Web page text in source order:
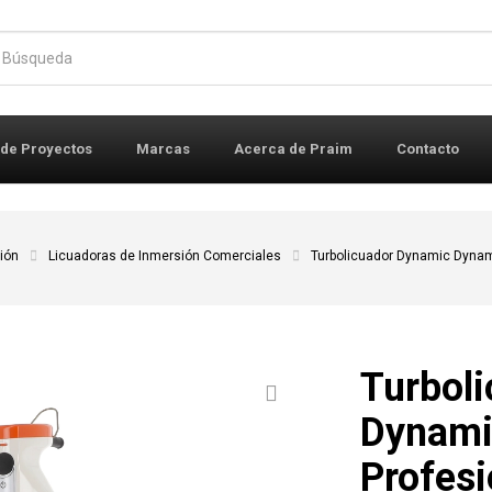
Proyectos Marcas Acerca de Praim Contacto
Licuadoras de Inmersión Comerciales Turbolicuador Dynamic